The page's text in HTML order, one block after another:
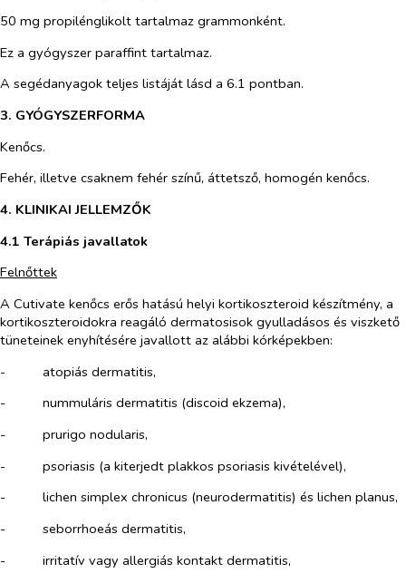
50 mg propilénglikolt tartalmaz grammonként.
Ez a gyógyszer paraffint tartalmaz.
A segédanyagok teljes listáját lásd a 6.1 pontban.
3. GYÓGYSZERFORMA
Kenőcs.
Fehér, illetve csaknem fehér színű, áttetsző, homogén kenőcs.
4. KLINIKAI JELLEMZŐK
4.1 Terápiás javallatok
Felnőttek
A Cutivate kenőcs erős hatású helyi kortikoszteroid készítmény, a
kortikoszteroidokra reagáló dermatosisok gyulladásos és viszkető
tüneteinek enyhítésére javallott az alábbi kórképekben:
-​
atopiás dermatitis,
-​
nummuláris dermatitis (discoid ekzema),
-​
prurigo nodularis,
-​
psoriasis (a kiterjedt plakkos psoriasis kivételével),
-​
lichen simplex chronicus (neurodermatitis) és lichen planus,
-​
seborrhoeás dermatitis,
-​
irritatív vagy allergiás kontakt dermatitis,